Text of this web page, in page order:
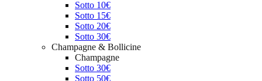
Sotto 10€
Sotto 15€
Sotto 20€
Sotto 30€
Champagne & Bollicine
Champagne
Sotto 30€
Sotto 50€